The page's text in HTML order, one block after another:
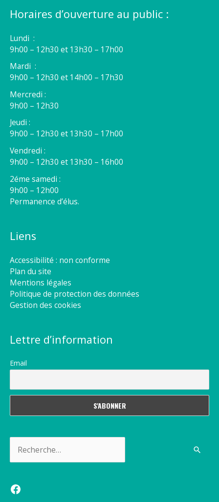
Horaires d’ouverture au public :
Lundi :
9h00 – 12h30 et 13h30 – 17h00
Mardi :
9h00 – 12h30 et 14h00 – 17h30
Mercredi :
9h00 – 12h30
Jeudi :
9h00 – 12h30 et 13h30 – 17h00
Vendredi :
9h00 – 12h30 et 13h30 – 16h00
2éme samedi :
9h00 – 12h00
Permanence d’élus.
Liens
Accessibilité : non conforme
Plan du site
Mentions légales
Politique de protection des données
Gestion des cookies
Lettre d’information
Email
Facebook